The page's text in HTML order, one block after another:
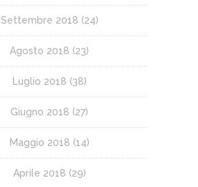
Settembre 2018 (24)
Agosto 2018 (23)
Luglio 2018 (38)
Giugno 2018 (27)
Maggio 2018 (14)
Aprile 2018 (29)